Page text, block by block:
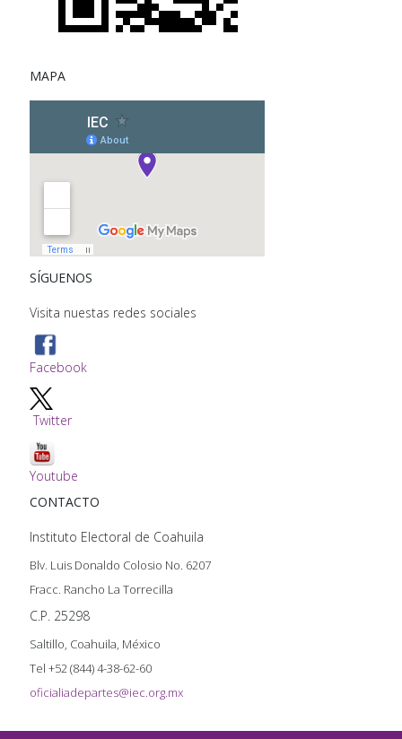
MAPA
SÍGUENOS
Visita nuestas redes sociales
Facebook
Twitter
Youtube
CONTACTO
Instituto Electoral de Coahuila
Blv. Luis Donaldo Colosio No. 6207
Fracc. Rancho La Torrecilla
C.P. 25298
Saltillo, Coahuila, México
Tel +52 (844) 4-38-62-60
oficialiadepartes@iec.org.mx